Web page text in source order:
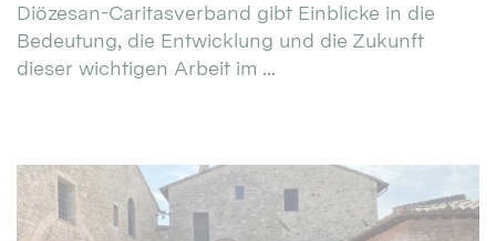
Diözesan-Caritasverband gibt Einblicke in die
Bedeutung, die Entwicklung und die Zukunft
dieser wichtigen Arbeit im ...